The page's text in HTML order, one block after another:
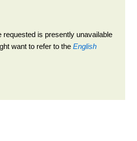
requested is presently unavailable
want to refer to the English